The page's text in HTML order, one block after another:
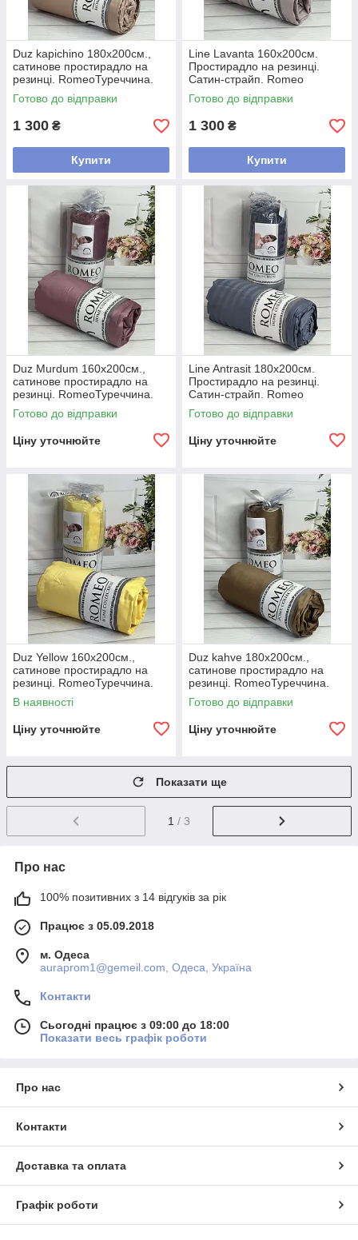
Duz kapichino 180х200см.,
сатинове простирадло на
резинці. RomeoТуреччина.
Готово до відправки
1 300 ₴
Купити
Line Lavanta 160х200см.
Простирадло на резинці.
Сатин-страйп. Romeo
Туреччина.
Готово до відправки
1 300 ₴
Купити
Duz Murdum 160х200см.,
сатинове простирадло на
резинці. RomeoТуреччина.
Готово до відправки
Ціну уточнюйте
Line Antrasit 180х200см.
Простирадло на резинці.
Сатин-страйп. Romeo
Туреччина.
Готово до відправки
Ціну уточнюйте
Duz Yellow 160х200см.,
сатинове простирадло на
резинці. RomeoТуреччина.
В наявності
Ціну уточнюйте
Duz kahve 180х200см.,
сатинове простирадло на
резинці. RomeoТуреччина.
Готово до відправки
Ціну уточнюйте
Показати ще
1 / 3
Про нас
100% позитивних з 14 відгуків за рік
Працює з 05.09.2018
м. Одеса
auraprom1@gemeil.com, Одеса, Україна
Контакти
Сьогодні працює з 09:00 до 18:00
Показати весь графік роботи
Про нас
Контакти
Доставка та оплата
Графік роботи